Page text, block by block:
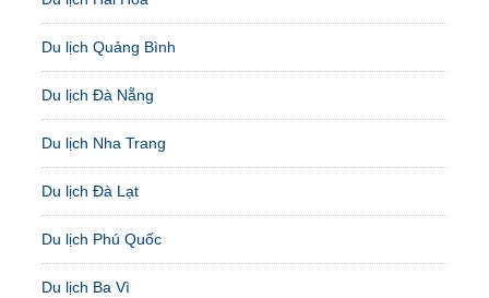
Du lịch Quảng Bình
Du lịch Đà Nẵng
Du lịch Nha Trang
Du lịch Đà Lạt
Du lịch Phú Quốc
Du lịch Ba Vì